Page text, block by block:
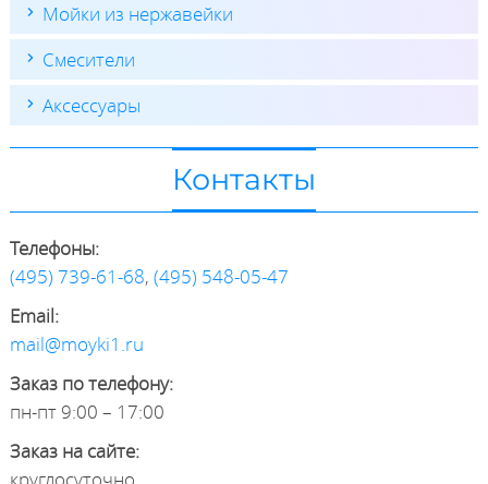
Мойки из нержавейки
Смесители
Аксессуары
Контакты
Телефоны:
(495) 739-61-68, (495) 548-05-47
Email:
mail@moyki1.ru
Заказ по телефону:
пн-пт 9:00 – 17:00
Заказ на сайте: